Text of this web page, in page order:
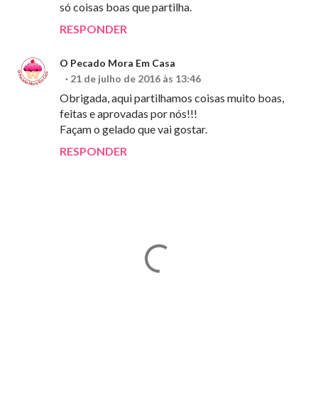
só coisas boas que partilha.
RESPONDER
O Pecado Mora Em Casa
21 de julho de 2016 às 13:46
Obrigada, aqui partilhamos coisas muito boas,
feitas e aprovadas por nós!!!
Façam o gelado que vai gostar.
RESPONDER